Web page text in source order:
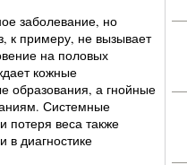
заболевание, но
к примеру, не вызывает
на половых
кожные
образования, а гнойные
Системные
потеря веса также
диагностике